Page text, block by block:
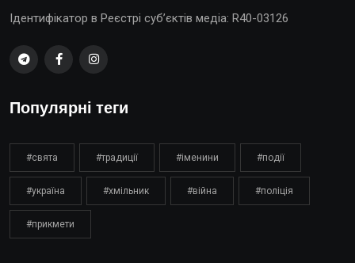
Ідентифікатор в Реєстрі суб’єктів медіа: R40-03126
Популярні теги
#свята #традиції #іменини #події
#україна #хмільник #війна #поліція
#прикмети